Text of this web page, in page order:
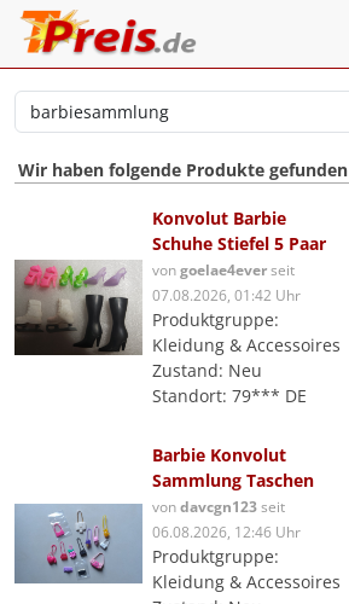
Wir haben folgende Produkte gefunden
Konvolut Barbie
Schuhe Stiefel 5 Paar
vongoelae4everseit
07.08.2026, 01:42 Uhr
Produktgruppe:
Kleidung & Accessoires
Zustand: Neu
Standort: 79*** DE
Barbie Konvolut
Sammlung Taschen
vondavcgn123seit
06.08.2026, 12:46 Uhr
Produktgruppe:
Kleidung & Accessoires